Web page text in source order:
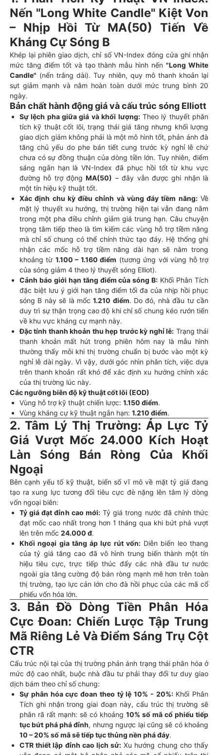
Nến "Long White Candle" Kiệt Von
– Nhịp Hồi Từ MA(50) Tiến Về
Kháng Cự Sóng B
Khép lại phiên giao dịch, chỉ số VN-Index đóng cửa ghi nhận
mức tăng điểm tốt và tạo thành mẫu hình nến"Long White
Candle" (nến trắng dài). Tuy nhiên, quy mô thanh khoản lại
sụt giảm mạnh và nằm hoàn toàn dưới mức trung bình 20
ngày.
Bản chất hành động giá và cấu trúc sóng Elliott
Sự lệch pha giữa giá và khối lượng:Theo lý thuyết phân
tích kỹ thuật cốt lõi, trạng thái giá tăng nhưng khối lượng
giao dịch giảm không phải là một mô hình tốt, phản ánh đà
tăng chủ yếu do phe bán tiết cung trước kỳ nghỉ lễ chứ
chưa có sự đồng thuận của dòng tiền lớn. Tuy nhiên, điểm
sáng ngắn hạn là VN-Index đã phục hồi tốt từ khu vực
đường hỗ trợ độngMA(50) – đây vẫn được ghi nhận là
một tín hiệu kỹ thuật tốt.
Xác định chu kỳ điều chỉnh và vùng đáy tiềm năng:Về
mặt lý thuyết xu hướng, thị trường hiện tại vẫn đang nằm
trong một pha điều chỉnh giảm giá trung hạn. Câu chuyện
trọng tâm tiếp theo là tìm kiếm các vùng hỗ trợ tiềm năng
mà chỉ số chung có thể chính thức tạo đáy. Hệ thống ghi
nhận các mốc hỗ trợ tiềm năng dài hạn sẽ nằm trong
khoảng từ 1.100 – 1.160 điểm (tương ứng với vùng hỗ trợ
của sóng giảm 4 theo lý thuyết sóng Elliot).
Cảnh báo giới hạn tăng điểm của sóng B: Khối Phân Tích
đặc biệt lưu ý giới hạn tăng điểm tối đa của nhịp hồi phục
sóng B này sẽ là mốc1.210 điểm. Do đó, nhà đầu tư cần
duy trì sự thận trọng cao độ khi chỉ số chung kéo rướn tiến
về khu vực kháng cự mạnh này.
Đặc tính thanh khoản thu hẹp trước kỳ nghỉ lễ: Trạng thái
thanh khoản mất hút trong phiên hôm nay là mẫu hình
thường thấy mỗi khi thị trường chuẩn bị bước vào một kỳ
nghỉ lễ dài ngày. Vì vậy, dưới góc nhìn phân tích, việc dựa
trên thanh khoản rất khó để xác định xu hướng chính xác
của thị trường lúc này.
Các ngưỡng biên độ kỹ thuật cốt lõi (EOD)
Vùng hỗ trợ kỹ thuật chiến lược: 1.150 điểm.
Vùng kháng cự kỹ thuật ngắn hạn: 1.210 điểm.
2. Tâm Lý Thị Trường: Áp Lực Tỷ
Giá Vượt Mốc 24.000 Kích Hoạt
Làn Sóng Bán Ròng Của Khối
Ngoại
Bên cạnh yếu tố kỹ thuật, biến số vĩ mô về mặt tỷ giá đang
tạo ra xung lực tương đối tiêu cực đè nặng lên tâm lý dòng
vốn ngoại biên:
Tỷ giá đạt đỉnh cao mới:Tỷ giá trong nước đã chính thức
đạt mốc cao nhất trong hơn 1 tháng qua khi bứt phá vượt
lên trên mốc 24.000 đ.
Khối ngoại gia tăng áp lực rút vốn:Diễn biến leo thang
của tỷ giá tăng cao đã vô hình trung biến thành một tín
hiệu tiêu cực, trực tiếp thúc đẩy các nhà đầu tư nước
ngoài gia tăng cường độ bán ròng mạnh mẽ hơn trên toàn
thị trường, tạo lực cản lớn cho đà hồi phục của các mã cổ
phiếu vốn hóa lớn.
3. Bản Đồ Dòng Tiền Phân Hóa
Cực Đoan: Chiến Lược Tập Trung
Mã Riêng Lẻ Và Điểm Sáng Trụ Cột
CTR
Cấu trúc nội tại của thị trường phản ánh trạng thái phân hóa ở
mức độ cao nhất, buộc nhà đầu tư phải thay đổi tư duy giao
dịch bám theo chỉ số chung:
Sự phân hóa cực đoan theo tỷ lệ 10% - 20%:Khối Phân
Tích ghi nhận trong giai đoạn này, cấu trúc thị trường sẽ
phân rã rất mạnh: sẽ có khoảng 10% số mã cổ phiếu tiếp
tục bứt phá phá đỉnh, nhưng ngược lại cũng sẽ có khoảng
10 – 20% số mã sẽ tiếp tục thủng nền phá đáy.
CTR thiết lập đỉnh cao lịch sử: Xu hướng chung cho thấy